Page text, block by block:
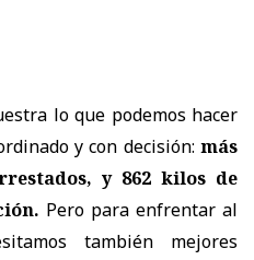
lo que podemos hacer
y con decisión: más
y 862 kilos de
Pero para enfrentar al
también mejores